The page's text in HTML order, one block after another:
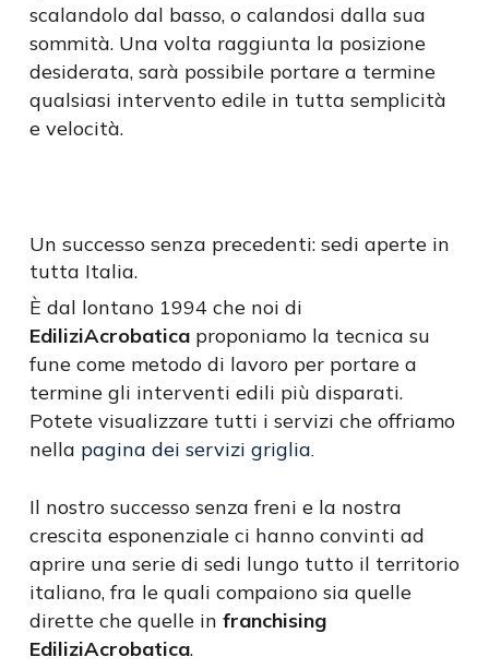
scalandolo dal basso, o calandosi dalla sua
sommità. Una volta raggiunta la posizione
desiderata, sarà possibile portare a termine
qualsiasi intervento edile in tutta semplicità
e velocità.
Un successo senza precedenti: sedi aperte in
tutta Italia.
È dal lontano 1994 che noi di
EdiliziAcrobaticaproponiamo la tecnica su
fune come metodo di lavoro per portare a
termine gli interventi edili più disparati.
Potete visualizzare tutti i servizi che offriamo
nella pagina dei servizi griglia.
Il nostro successo senza freni e la nostra
crescita esponenziale ci hanno convinti ad
aprire una serie di sedi lungo tutto il territorio
italiano, fra le quali compaiono sia quelle
dirette che quelle in franchising
EdiliziAcrobatica.